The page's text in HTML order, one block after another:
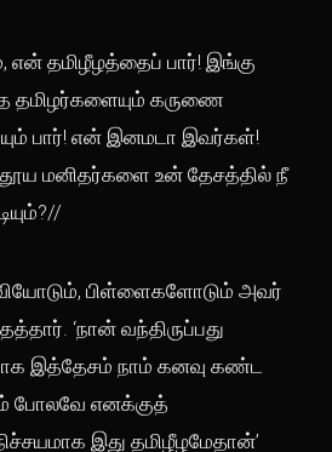
என் தமிழீழத்தைப் பார்! இங்கு
தமிழர்களையும் கருணை
பார்! என் இனமடா இவர்கள்!
மனிதர்களை உன் தேசத்தில் நீ
பிள்ளைகளோடும் அவர்
‘நான் வந்திருப்பது
இத்தேசம் நாம் கனவு கண்ட
போலவே எனக்குத்
இது தமிழீழமேதான்’